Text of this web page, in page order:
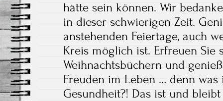
hätte sein können. Wir
in dieser schwierigen Zeit.
anstehenden Feiertage, auch
Kreis möglich ist. Erfreuen Sie
Weihnachtsbüchern und
Freuden im Leben … denn
Gesundheit?! Das ist und